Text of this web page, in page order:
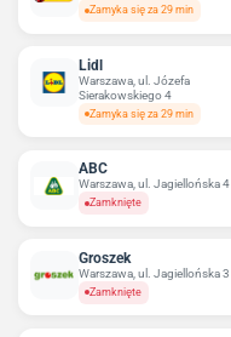
Zamyka się za 29 min
Lidl
Warszawa, ul. Józefa
Sierakowskiego 4
Zamyka się za 29 min
ABC
Warszawa, ul. Jagiellońska 4
Zamknięte
Groszek
Warszawa, ul. Jagiellońska 3
Zamknięte